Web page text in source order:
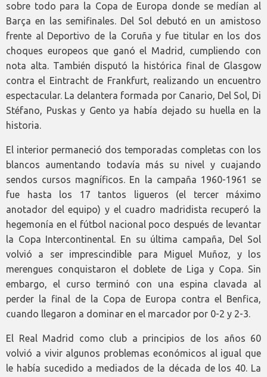
sobre todo para la Copa de Europa donde se medían al
Barça en las semifinales. Del Sol debutó en un amistoso
frente al Deportivo de la Coruña y fue titular en los dos
choques europeos que ganó el Madrid, cumpliendo con
nota alta. También disputó la histórica final de Glasgow
contra el Eintracht de Frankfurt, realizando un encuentro
espectacular. La delantera formada por Canario, Del Sol, Di
Stéfano, Puskas y Gento ya había dejado su huella en la
historia.
El interior permaneció dos temporadas completas con los
blancos aumentando todavía más su nivel y cuajando
sendos cursos magníficos. En la campaña 1960-1961 se
fue hasta los 17 tantos ligueros (el tercer máximo
anotador del equipo) y el cuadro madridista recuperó la
hegemonía en el fútbol nacional poco después de levantar
la Copa Intercontinental. En su última campaña, Del Sol
volvió a ser imprescindible para Miguel Muñoz, y los
merengues conquistaron el doblete de Liga y Copa. Sin
embargo, el curso terminó con una espina clavada al
perder la final de la Copa de Europa contra el Benfica,
cuando llegaron a dominar en el marcador por 0-2 y 2-3.
El Real Madrid como club a principios de los años 60
volvió a vivir algunos problemas económicos al igual que
le había sucedido a mediados de la década de los 40. La